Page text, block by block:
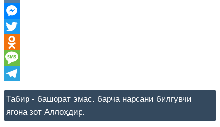
VK
Messenger
Twitter
Odnoklassniki
Message
Telegram
Табир - башорат эмас, барча нарсани билгувчи
ягона зот Аллоҳдир.